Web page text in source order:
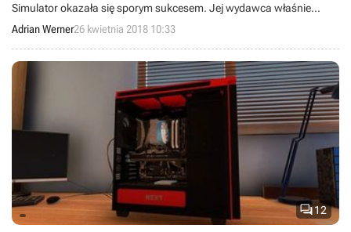
Simulator okazała się sporym sukcesem. Jej wydawca właśnie
pochwalił się, że sprzedaż przekroczyła 100 tysięcy egzemplarzy.
Adrian Werner26 kwietnia 2018 10:33
12